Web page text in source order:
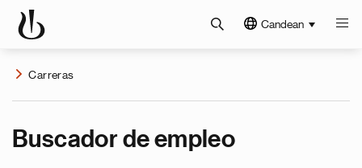
Candean
Carreras
Buscador de empleo